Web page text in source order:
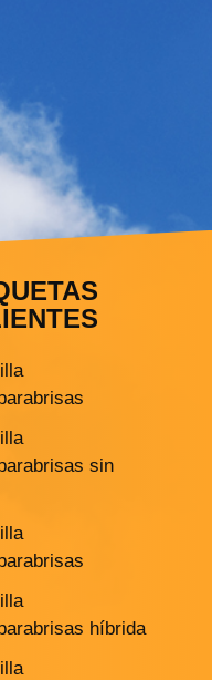
sin
híbrida